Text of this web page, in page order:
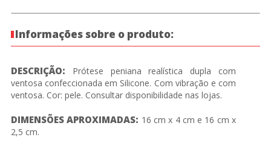
Informações sobre o produto:
DESCRIÇÃO: Prótese peniana realística dupla com
ventosa confeccionada em Silicone. Com vibração e com
ventosa. Cor: pele. Consultar disponibilidade nas lojas.
DIMENSÕES APROXIMADAS: 16 cm x 4 cm e 16 cm x
2,5 cm.